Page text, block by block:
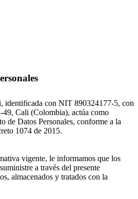
identificada con NIT 890324177-5, con
Cali (Colombia), actúa como
de Datos Personales, conforme a la
1074 de 2015.
vigente, le informamos que los
a través del presente
almacenados y tratados con la